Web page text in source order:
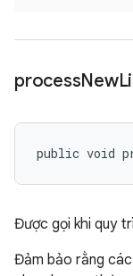
processNew
public void
Được gọi khi quy
Đảm bảo rằng